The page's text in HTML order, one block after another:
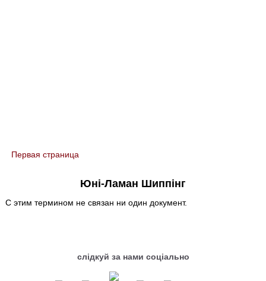
You are here
Первая страница
Юні-Ламан Шиппінг
С этим термином не связан ни один документ.
слідкуй за нами соціально